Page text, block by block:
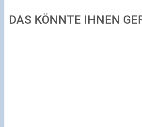
DAS KÖNNTE IHNEN